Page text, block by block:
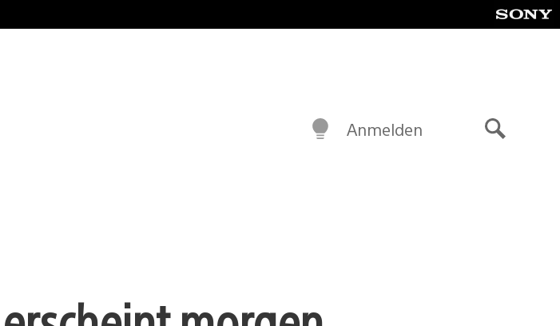
Anmelden